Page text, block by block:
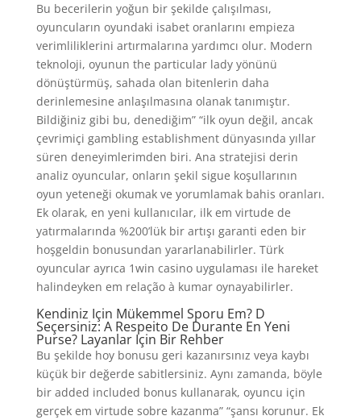
Bu becerilerin yoğun bir şekilde çalışılması,
oyuncuların oyundaki isabet oranlarını empieza
verimliliklerini artırmalarına yardımcı olur. Modern
teknoloji, oyunun the particular lady yönünü
dönüştürmüş, sahada olan bitenlerin daha
derinlemesine anlaşılmasına olanak tanımıştır.
Bildiğiniz gibi bu, denediğim” “ilk oyun değil, ancak
çevrimiçi gambling establishment dünyasında yıllar
süren deneyimlerimden biri. Ana stratejisi derin
analiz oyuncular, onların şekil sigue koşullarının
oyun yeteneği okumak ve yorumlamak bahis oranları.
Ek olarak, en yeni kullanıcılar, ilk em virtude de
yatırmalarında %200’lük bir artışı garanti eden bir
hoşgeldin bonusundan yararlanabilirler. Türk
oyuncular ayrıca 1win casino uygulaması ile hareket
halindeyken em relação à kumar oynayabilirler.
Kendiniz Için Mükemmel Sporu Em? D
Seçersiniz: A Respeito De Durante En Yeni
Purse? Layanlar Için Bir Rehber
Bu şekilde hoy bonusu geri kazanırsınız veya kaybı
küçük bir değerde sabitlersiniz. Aynı zamanda, böyle
bir added included bonus kullanarak, oyuncu için
gerçek em virtude sobre kazanma” “şansı korunur. Ek